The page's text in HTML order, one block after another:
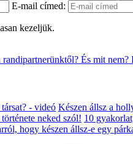
E-mail címed:
kezeljük.
És mit nem?
- videó Készen állsz a
neked szól! 10
hogy készen állsz-e egy